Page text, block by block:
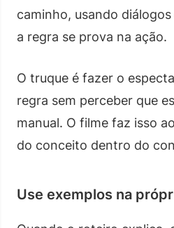
caminho, usando
a regra se prova na ação.
O truque é fazer o
regra sem perceber que
manual. O filme faz isso
do conceito dentro do
Use exemplos na